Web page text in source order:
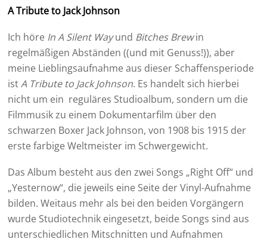
A Tribute to Jack Johnson
Ich höre In A Silent Wayund Bitches Brewin
regelmäßigen Abständen ((und mit Genuss!)), aber
meine Lieblingsaufnahme aus dieser Schaffensperiode
istA Tribute to Jack Johnson. Es handelt sich hierbei
nicht um ein reguläres Studioalbum, sondern um die
Filmmusik zu einem Dokumentarfilm über den
schwarzen Boxer Jack Johnson, von 1908 bis 1915 der
erste farbige Weltmeister im Schwergewicht.
Das Album besteht aus den zwei Songs „Right Off“ und
„Yesternow“, die jeweils eine Seite der Vinyl-Aufnahme
bilden. Weitaus mehr als bei den beiden Vorgängern
wurde Studiotechnik eingesetzt, beide Songs sind aus
unterschiedlichen Mitschnitten und Aufnahmen